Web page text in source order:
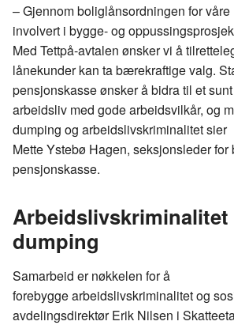
– Gjennom boliglånsordningen for våre
involvert i bygge- og
Med Tettpå-avtalen ønsker vi å
lånekunder kan ta bærekraftige valg.
pensjonskasse ønsker å bidra til et
arbeidsliv med gode arbeidsvilkår, og
dumping og arbeidslivskriminalitetsier
MetteYstebø Hagen, seksjonsleder
pensjonskasse.
Arbeidslivskriminalitet
dumping
Samarbeid er nøkkelen for å
forebyggearbeidslivskriminalitetog
avdelingsdirektør Erik Nilsen i